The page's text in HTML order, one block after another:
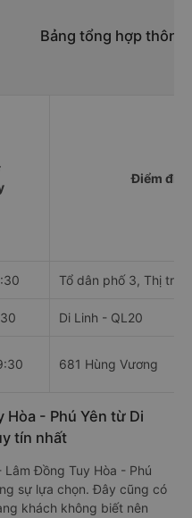
Bảng tổng hợp thông
Điểm đi
Tổ dân phố 3, Thị trấn
Di Linh - QL20
681 Hùng Vương
Hòa - Phú Yên từ Di
tín nhất
Đồng Tuy Hòa - Phú
sự lựa chọn. Đây cũng có
khách không biết nên